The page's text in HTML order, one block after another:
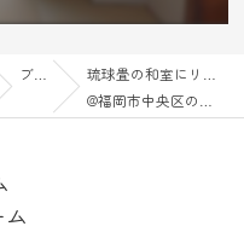
ブログ
琉球畳の和室にリフォーム
@福岡市中央区のリフォーム